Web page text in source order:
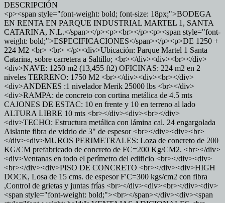
DESCRIPCIÓN
<p><span style="font-weight: bold; font-size: 18px;">BODEGA
EN RENTA EN PARQUE INDUSTRIAL MARTEL 1, SANTA
CATARINA, N.L.</span></p><p><br></p><p><span style="font-
weight: bold;">ESPECIFICACIONES</span></p><p>DE 1250 +
224 M2 <br> <br> </p><div>Ubicación: Parque Martel 1 Santa
Catarina, sobre carretera a Saltillo; <br></div><div><br></div>
<div>NAVE: 1250 m2 (13,455 ft2) OFICINAS: 224 m2 en 2
niveles TERRENO: 1750 M2 <br></div><div><br></div>
<div>ANDENES :1 nivelador Merik 25000 lbs <br></div>
<div>RAMPA: de concreto con cortina metálica de 4.5 mts
CAJONES DE ESTAC: 10 en frente y 10 en terreno al lado
ALTURA LIBRE 10 mts <br></div><div><br></div>
<div>TECHO: Estructura metálica con lámina cal. 24 engargolada
Aislante fibra de vidrio de 3" de espesor <br></div><div><br>
</div><div>MUROS PERIMETRALES: Loza de concreto de 200
KG/CM prefabricado de concreto de FC=200 Kg/CM2. <br></div>
<div>Ventanas en todo el perímetro del edificio <br></div><div>
<br></div><div>PISO DE CONCRETO <br></div><div>HIGH
DOCK, Losa de 15 cms. de espesor F'C=300 kgs/cm2 con fibra
,Control de grietas y juntas frías <br></div><div><br></div><div>
<span style="font-weight: bold;"><br></span></div><div><span